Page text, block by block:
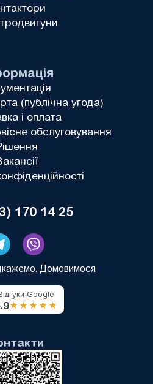
(публічна угода)
і оплата
обслуговування
170 14 25
Домовимося
Google
★★★★★